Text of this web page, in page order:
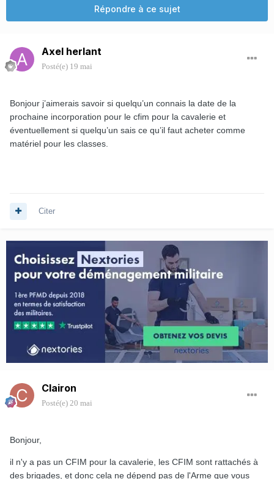
Répondre à ce sujet
Axel herlant
Posté(e) 19 mai
Bonjour j’aimerais savoir si quelqu’un connais la date de la
prochaine incorporation pour le cfim pour la cavalerie et
éventuellement si quelqu’un sais ce qu’il faut acheter comme
matériel pour les classes.
Citer
Clairon
Posté(e) 20 mai
Bonjour,
il n'y a pas un CFIM pour la cavalerie, les CFIM sont rattachés à
des brigades, et donc cela ne dépend pas de l'Arme que vous